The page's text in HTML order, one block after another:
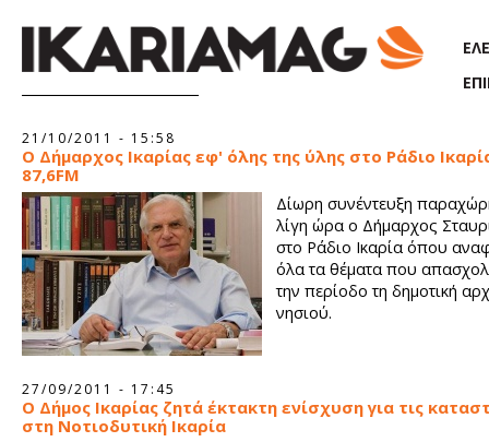
21/10/2011 - 15:58
Ο Δήμαρχος Ικαρίας εφ' όλης της ύλης στο Ράδιο
87,6FM
Δίωρη συνέντευξη
λίγη ώρα ο Δήμαρχος
στο Ράδιο Ικαρία όπου
όλα τα θέματα που
την περίοδο τη δημοτική
νησιού.
27/09/2011 - 17:45
O Δήμος Ικαρίας ζητά έκτακτη ενίσχυση για τις
στη Νοτιοδυτική Ικαρία